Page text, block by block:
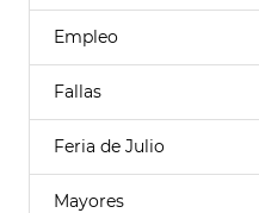
Empleo
Fallas
Feria de Julio
Mayores